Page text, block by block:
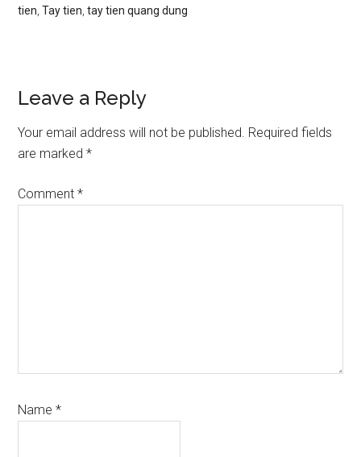
tien ,Tay tien ,tay tien quang dung
Reader
Interactions
Leave a Reply
Your email address will not be published. Required fields
are marked*
Comment*
Name*